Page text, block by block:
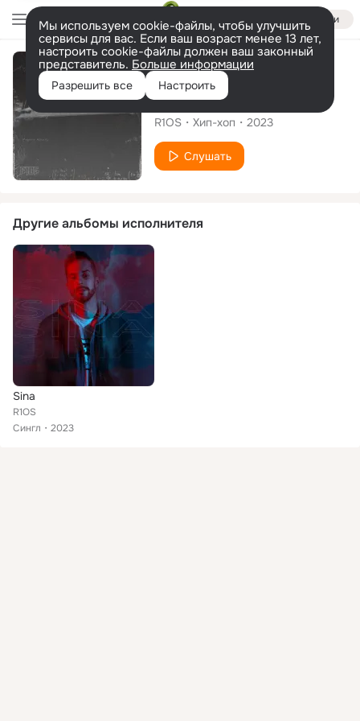
Войти
Мы используем cookie-файлы, чтобы улучшить
сервисы для вас. Если ваш возраст менее 13 лет,
настроить cookie-файлы должен ваш законный
представитель. Больше информации
Разрешить все Настроить
Сингл
Medida
R1OS Хип-хоп 2023
Слушать
Другие альбомы исполнителя
Sina
R1OS
Сингл
2023